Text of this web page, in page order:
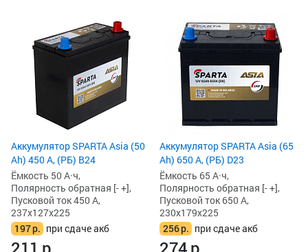
Аккумулятор SPARTA Asia (50
Ah) 450 А, (РБ) B24
Ёмкость 50 А·ч,
Полярность обратная [- +],
Пусковой ток 450 А,
237x127x225
197р. при сдаче акб
Аккумулятор SPARTA Asia (65
Ah) 650 А, (РБ) D23
Ёмкость 65 А·ч,
Полярность обратная [- +],
Пусковой ток 650 А,
230x179x225
256р. при сдаче акб